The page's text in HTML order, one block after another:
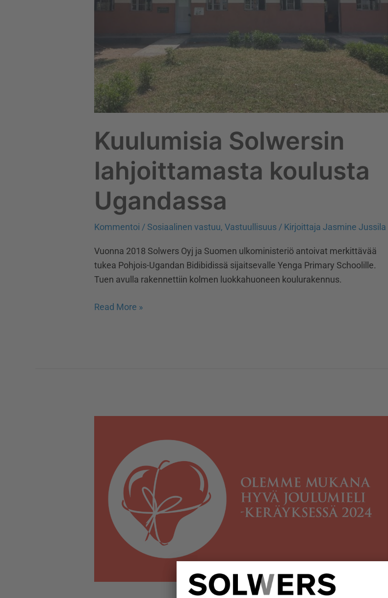
Kuulumisia Solwersin
lahjoittamasta koulusta
Ugandassa
Kommentoi / Sosiaalinen vastuu,Vastuullisuus / KirjoittajaJasmine Jussila
Vuonna 2018 Solwers Oyj ja Suomen ulkoministeriö antoivat merkittävää
tukea Pohjois-Ugandan Bidibidissä sijaitsevalle Yenga Primary Schoolille.
Tuen avulla rakennettiin kolmen luokkahuoneen koulurakennus.
Read More »
Joulumieli
2024
kampanjaa